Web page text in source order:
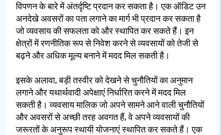
विपणन के बारे में अंतर्दृष्टि प्रदान कर सकता है। एक ऑडिट उन
अनदेखे अवसरों का पता लगाने का मार्ग भी प्रदान कर सकता है
जो व्यवसाय की सफलता को और स्थापित कर सकते हैं। इन
क्षेत्रों में रणनीतिक रूप से निवेश करने से व्यवसायों को तेजी से
बढ़ने और अधिक मूल्य बनाने में मदद मिल सकती है।
इसके अलावा, बड़ी तस्वीर को देखने से चुनौतियों का अनुमान
लगाने और यथार्थवादी अपेक्षाएं निर्धारित करने में मदद मिल
सकती है। व्यवसाय मालिक जो अपने सामने आने वाली चुनौतियों
और अवसरों से अच्छी तरह अवगत हैं, वे अपने व्यवसायों की
जरूरतों के अनुरूप स्थायी योजनाएं स्थापित कर सकते हैं। एक